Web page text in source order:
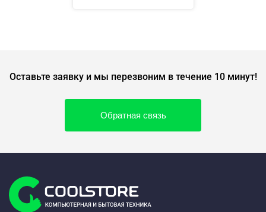
Оставьте заявку и мы перезвоним в течение 10 минут!
Обратная связь